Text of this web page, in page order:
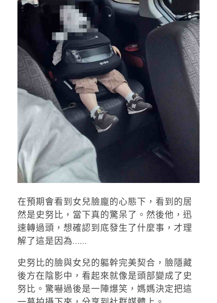
在預期會看到女兒臉龐的心態下，看到的居
然是史努比，當下真的驚呆了。然後他，迅
速轉過頭，想確認到底發生了什麼事，才理
解了這是因為......
史努比的臉與女兒的軀幹完美契合，臉隱藏
後方在陰影中，看起來就像是頭部變成了史
努比。驚嚇過後是一陣爆笑，媽媽決定把這